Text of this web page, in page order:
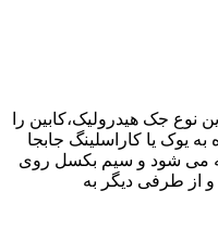
نوع جک هیدرولیک،کابین را
یوک یا کاراسلینگ جابجا
می شود و سیم بکسل روی
از طرفی دیگر به